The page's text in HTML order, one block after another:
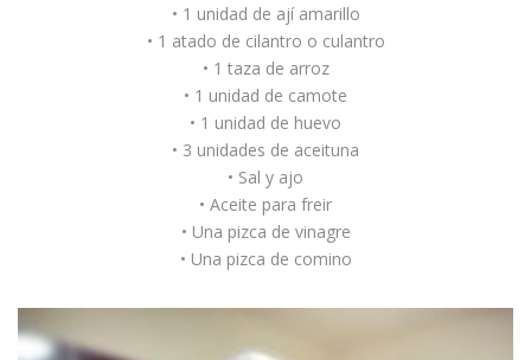
• 1 unidad de ají amarillo
• 1 atado de cilantro o culantro
• 1 taza de arroz
• 1 unidad de camote
• 1 unidad de huevo
• 3 unidades de aceituna
• Sal y ajo
• Aceite para freir
• Una pizca de vinagre
• Una pizca de comino